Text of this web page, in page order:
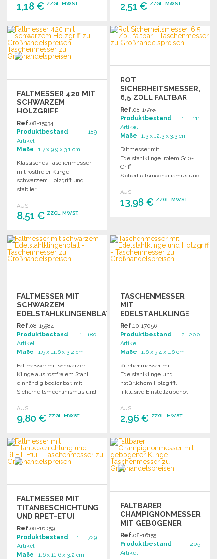
1,18 € ZZGL. MWST.
BESTELLEN
Angebot anfordern
2,51 € ZZGL. MWST.
BESTELLEN
Angebot anfordern
FALTMESSER 420 MIT
SCHWARZEM
HOLZGRIFF
Ref.08-15934
Produktbestand : 189
Artikel
Maße : 1.7 x 9.9 x 3.1 cm
Klassisches Taschenmesser
mit rostfreier Klinge,
schwarzem Holzgriff und
stabiler
für den täglichen Gebrauch
und Outdoor-Aktivitäten.
AUS
8,51 € ZZGL. MWST.
BESTELLEN
Angebot anfordern
ROT
SICHERHEITSMESSER,
6,5 ZOLL FALTBAR
Ref.08-15935
Produktbestand : 111
Artikel
Maße : 1.3 x 12.3 x 3.3 cm
Faltmesser mit
Edelstahlklinge, rotem G10-
Griff,
Sicherheitsmechanismus und
für präzise Schnitte und
schwierige Anwendungen.
AUS
13,98 € ZZGL. MWST.
Angebot anfordern
FALTMESSER MIT
SCHWARZEM
EDELSTAHLKLINGENBLATT
Ref.08-15984
Produktbestand : 1 180
Artikel
Maße : 1.9 x 11.6 x 3.2 cm
Faltmesser mit schwarzer
Klinge aus rostfreiem Stahl,
einhändig bedienbar, mit
Sicherheitsmechanismus und
für präzise Schnitte.
AUS
9,80 € ZZGL. MWST.
BESTELLEN
Angebot anfordern
TASCHENMESSER
MIT
EDELSTAHLKLINGE
UND HOLZGRIFF
Ref.10-17056
Produktbestand : 2 200
Artikel
Maße : 1.6 x 9.4 x 1.6 cm
Küchenmesser mit
Edelstahlklinge und
natürlichem Holzgriff,
inklusive Einstellzubehör.
Verpackung.
AUS
2,96 € ZZGL. MWST.
BESTELLEN
Angebot anfordern
FALTMESSER MIT
TITANBESCHICHTUNG
UND RPET-ETUI
Ref.08-16059
Produktbestand : 729
Artikel
Maße : 1.6 x 11.6 x 3.2 cm
FALTBARER
CHAMPIGNONMESSER
MIT GEBOGENER
KLINGE
Ref.08-16155
Produktbestand : 205
Artikel